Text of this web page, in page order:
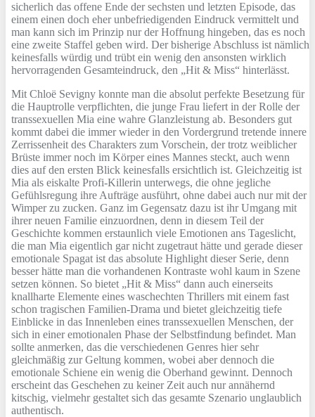
sicherlich das offene Ende der sechsten und letzten Episode, das
einem einen doch eher unbefriedigenden Eindruck vermittelt und
man kann sich im Prinzip nur der Hoffnung hingeben, das es noch
eine zweite Staffel geben wird. Der bisherige Abschluss ist nämlich
keinesfalls würdig und trübt ein wenig den ansonsten wirklich
hervorragenden Gesamteindruck, den „Hit & Miss“ hinterlässt.
Mit Chloë Sevigny konnte man die absolut perfekte Besetzung für
die Hauptrolle verpflichten, die junge Frau liefert in der Rolle der
transsexuellen Mia eine wahre Glanzleistung ab. Besonders gut
kommt dabei die immer wieder in den Vordergrund tretende innere
Zerrissenheit des Charakters zum Vorschein, der trotz weiblicher
Brüste immer noch im Körper eines Mannes steckt, auch wenn
dies auf den ersten Blick keinesfalls ersichtlich ist. Gleichzeitig ist
Mia als eiskalte Profi-Killerin unterwegs, die ohne jegliche
Gefühlsregung ihre Aufträge ausführt, ohne dabei auch nur mit der
Wimper zu zucken. Ganz im Gegensatz dazu ist ihr Umgang mit
ihrer neuen Familie einzuordnen, denn in diesem Teil der
Geschichte kommen erstaunlich viele Emotionen ans Tageslicht,
die man Mia eigentlich gar nicht zugetraut hätte und gerade dieser
emotionale Spagat ist das absolute Highlight dieser Serie, denn
besser hätte man die vorhandenen Kontraste wohl kaum in Szene
setzen können. So bietet „Hit & Miss“ dann auch einerseits
knallharte Elemente eines waschechten Thrillers mit einem fast
schon tragischen Familien-Drama und bietet gleichzeitig tiefe
Einblicke in das Innenleben eines transsexuellen Menschen, der
sich in einer emotionalen Phase der Selbstfindung befindet. Man
sollte anmerken, das die verschiedenen Genres hier sehr
gleichmäßig zur Geltung kommen, wobei aber dennoch die
emotionale Schiene ein wenig die Oberhand gewinnt. Dennoch
erscheint das Geschehen zu keiner Zeit auch nur annähernd
kitschig, vielmehr gestaltet sich das gesamte Szenario unglaublich
authentisch.